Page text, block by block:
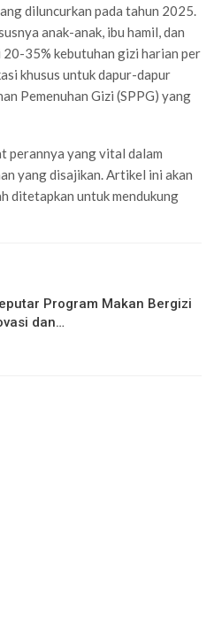
diluncurkan pada tahun 2025.
anak-anak, ibu hamil, dan
20-35% kebutuhan gizi harian per
khusus untuk dapur-dapur
Pemenuhan Gizi (SPPG) yang
perannya yang vital dalam
yang disajikan. Artikel ini akan
ditetapkan untuk mendukung
Program Makan Bergizi
dan…